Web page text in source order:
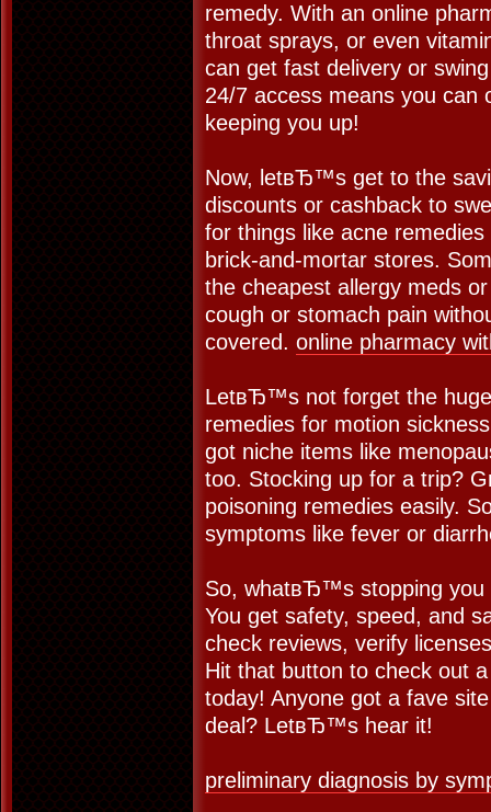
remedy. With an online
throat sprays, or even
can get fast delivery or
24/7 access means you
keeping you up!
Now, letвЂ™s get to the
discounts or cashback to
for things like acne
brick-and-mortar stores.
the cheapest allergy meds
cough or stomach pain
covered. online pharmacy
LetвЂ™s not forget the
remedies for motion
got niche items like
too. Stocking up for a trip?
poisoning remedies easily.
symptoms like fever or
So, whatвЂ™s stopping you
You get safety, speed, and
check reviews, verify
Hit that button to check out
today! Anyone got a fave
deal? LetвЂ™s hear it!
preliminary diagnosis by